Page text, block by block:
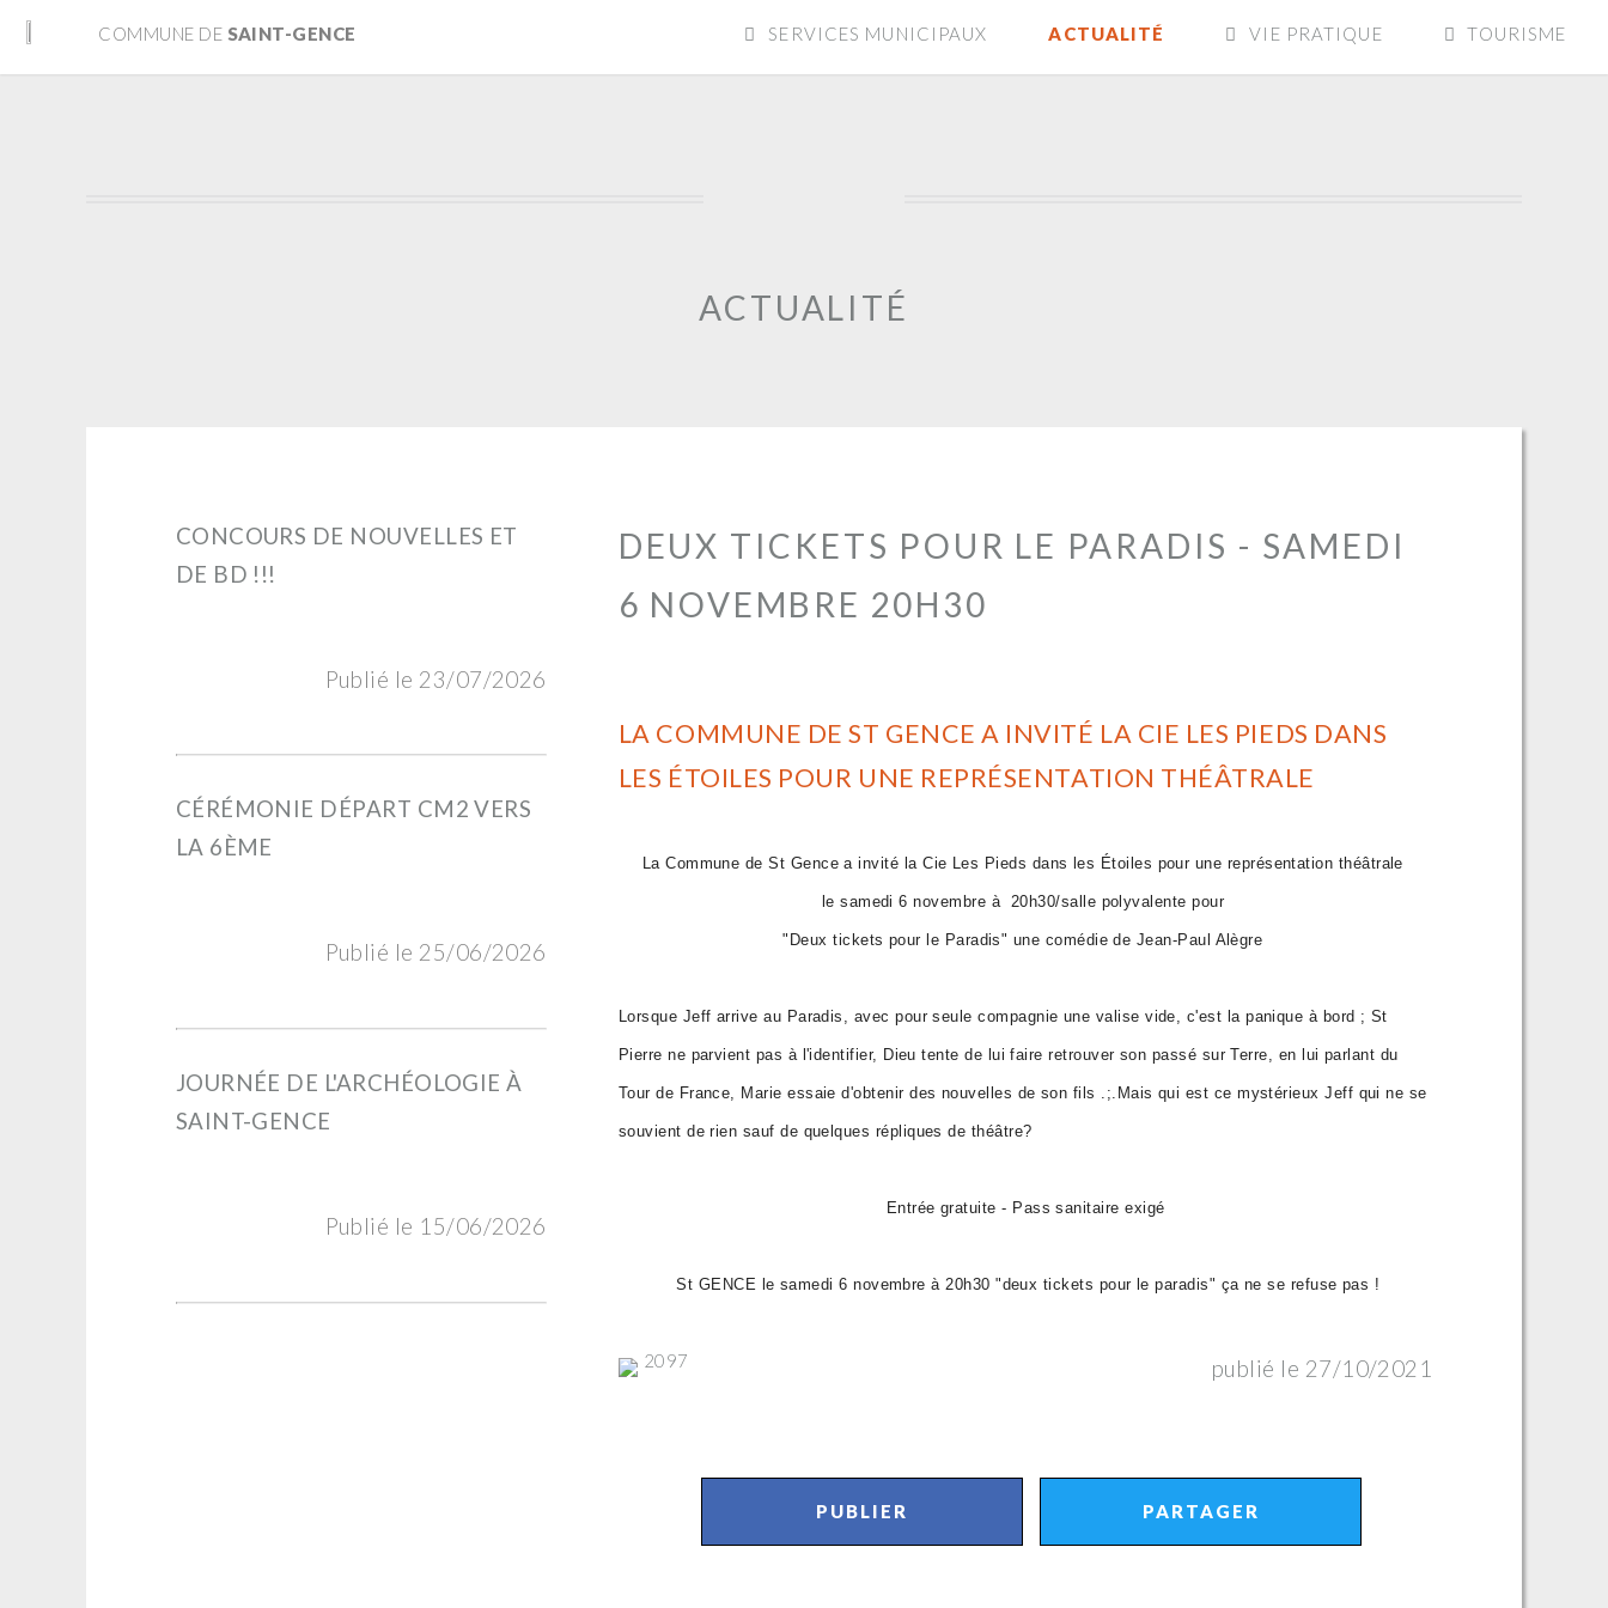
COMMUNE DE SAINT-GENCE SERVICES MUNICIPAUX ACTUALITÉ VIE PRATIQUE TOURISME
ACTUALITÉ
CONCOURS DE NOUVELLES ET
DE BD !!!
Publié le 23/07/2026
CÉRÉMONIE DÉPART CM2 VERS
LA 6ÈME
Publié le 25/06/2026
JOURNÉE DE L'ARCHÉOLOGIE À
SAINT-GENCE
Publié le 15/06/2026
DEUX TICKETS POUR LE PARADIS - SAMEDI
6 NOVEMBRE 20H30
LA COMMUNE DE ST GENCE A INVITÉ LA CIE LES PIEDS DANS
LES ÉTOILES POUR UNE REPRÉSENTATION THÉÂTRALE
La Commune de St Gence a invité la Cie Les Pieds dans les Étoiles pour une représentation théâtrale
le samedi 6 novembre à 20h30/salle polyvalente pour
"Deux tickets pour le Paradis" une comédie de Jean-Paul Alègre
Lorsque Jeff arrive au Paradis, avec pour seule compagnie une valise vide, c'est la panique à bord ; St
Pierre ne parvient pas à l'identifier, Dieu tente de lui faire retrouver son passé sur Terre, en lui parlant du
Tour de France, Marie essaie d'obtenir des nouvelles de son fils .;.Mais qui est ce mystérieux Jeff qui ne se
souvient de rien sauf de quelques répliques de théâtre?
Entrée gratuite - Pass sanitaire exigé
St GENCE le samedi 6 novembre à 20h30 "deux tickets pour le paradis" ça ne se refuse pas !
publié le 27/10/2021
2097
PUBLIER PARTAGER